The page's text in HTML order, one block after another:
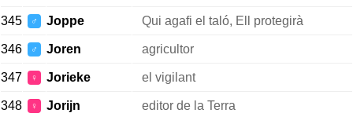
345 ♂ Joppe Qui agafi el taló, Ell protegirà
346 ♂ Joren agricultor
347 ♀ Jorieke el vigilant
348 ♀ Jorijn editor de la Terra